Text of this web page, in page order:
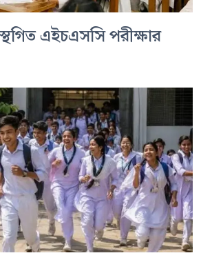
স্থগিত এইচএসসি পরীক্ষার